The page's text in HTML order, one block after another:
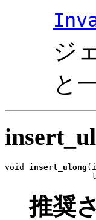
ジ
と
void insert_ulong
推奨